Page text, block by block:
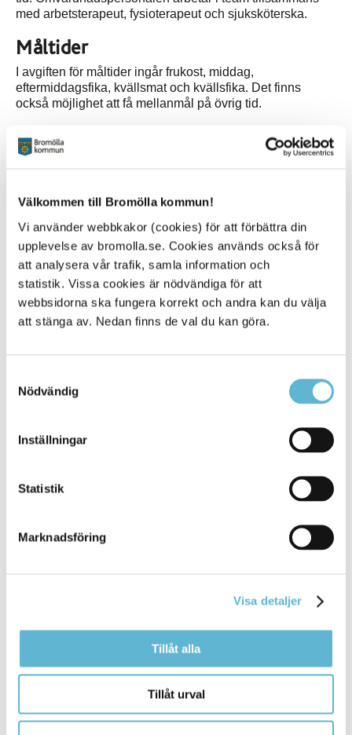
Välkommen till Bromölla kommun!
Vi använder webbkakor (cookies) för att förbättra din
upplevelse av bromolla.se. Cookies används också för
att analysera vår trafik, samla information och
statistik. Vissa cookies är nödvändiga för att
webbsidorna ska fungera korrekt och andra kan du välja
att stänga av. Nedan finns de val du kan göra.
Nödvändig
Inställningar
Statistik
Marknadsföring
Visa detaljer
Tillåt alla
Tillåt urval
med arbetsterapeut, fysioterapeut och sjuksköterska.
Måltider
I avgiften för måltider ingår frukost, middag,
eftermiddagsfika, kvällsmat och kvällsfika. Det finns
också möjlighet att få mellanmål på övrig tid.
Aktiviteter
Aktiviteter utgår från den enskildes önskemål och behov.
Kontakt
Brogården
Bronsåldersstigen 4
Box 18, 295 21 Bromölla
Öllerbacka
Margaretha Johnsson
(SMS0709-17 10 43 )
KONTAKT